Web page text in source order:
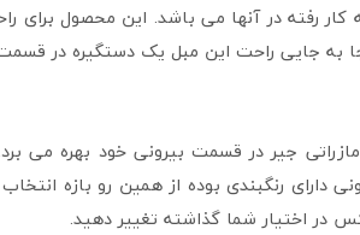
کار رفته در آنها می باشد. این محصول
به جایی راحت این مبل یک دستگیره در
جیر در قسمت بیرونی خود بهره می
دارای رنگبندی بوده از همین رو بازه
در اختیار شما گذاشته تغییر دهید.